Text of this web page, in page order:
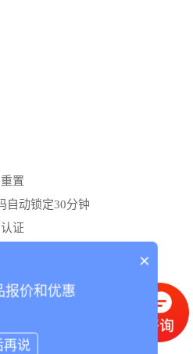
置
自动锁定30分钟
证
限3次）
上
本
×
报价和优惠
再说